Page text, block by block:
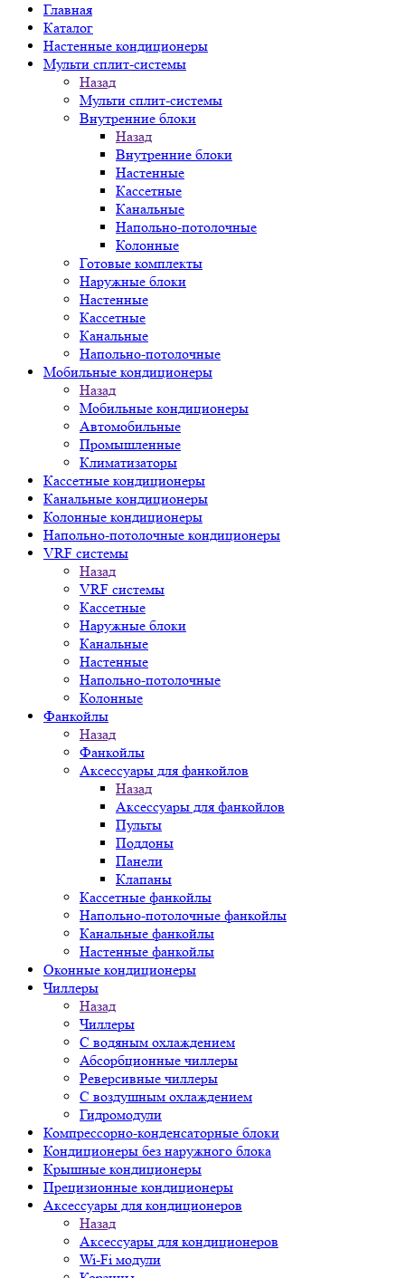
Главная
Каталог
Настенные кондиционеры
Мульти сплит-системы
Назад
Мульти сплит-системы
Внутренние блоки
Назад
Внутренние блоки
Настенные
Кассетные
Канальные
Напольно-потолочные
Колонные
Готовые комплекты
Наружные блоки
Настенные
Кассетные
Канальные
Напольно-потолочные
Мобильные кондиционеры
Назад
Мобильные кондиционеры
Автомобильные
Промышленные
Климатизаторы
Кассетные кондиционеры
Канальные кондиционеры
Колонные кондиционеры
Напольно-потолочные кондиционеры
VRF системы
Назад
VRF системы
Кассетные
Наружные блоки
Канальные
Настенные
Напольно-потолочные
Колонные
Фанкойлы
Назад
Фанкойлы
Аксессуары для фанкойлов
Назад
Аксессуары для фанкойлов
Пульты
Поддоны
Панели
Клапаны
Кассетные фанкойлы
Напольно-потолочные фанкойлы
Канальные фанкойлы
Настенные фанкойлы
Оконные кондиционеры
Чиллеры
Назад
Чиллеры
С водяным охлаждением
Абсорбционные чиллеры
Реверсивные чиллеры
С воздушным охлаждением
Гидромодули
Компрессорно-конденсаторные блоки
Кондиционеры без наружного блока
Крышные кондиционеры
Прецизионные кондиционеры
Аксессуары для кондиционеров
Назад
Аксессуары для кондиционеров
Wi-Fi модули